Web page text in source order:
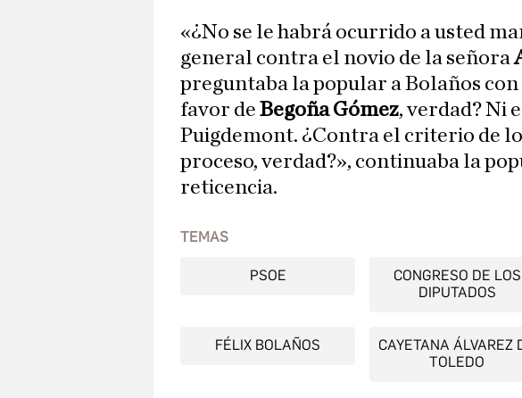
«¿No se le habrá ocurrido a usted
general contra el novio de la señora
preguntaba la popular a Bolaños
favor de Begoña Gómez, verdad? Ni
Puigdemont. ¿Contra el criterio de
proceso, verdad?», continuaba la
reticencia.
TEMAS
PSOE
CONGRESO DE LOS
DIPUTADOS
FÉLIX BOLAÑOS
CAYETANA ÁLVAREZ
TOLEDO